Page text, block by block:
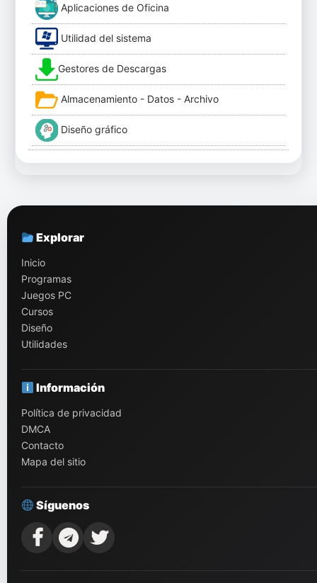
Aplicaciones de Oficina
Utilidad del sistema
Gestores de Descargas
Almacenamiento - Datos - Archivo
Diseño gráfico
Explorar
Inicio
Programas
Juegos PC
Cursos
Diseño
Utilidades
Información
Política de privacidad
DMCA
Contacto
Mapa del sitio
Síguenos